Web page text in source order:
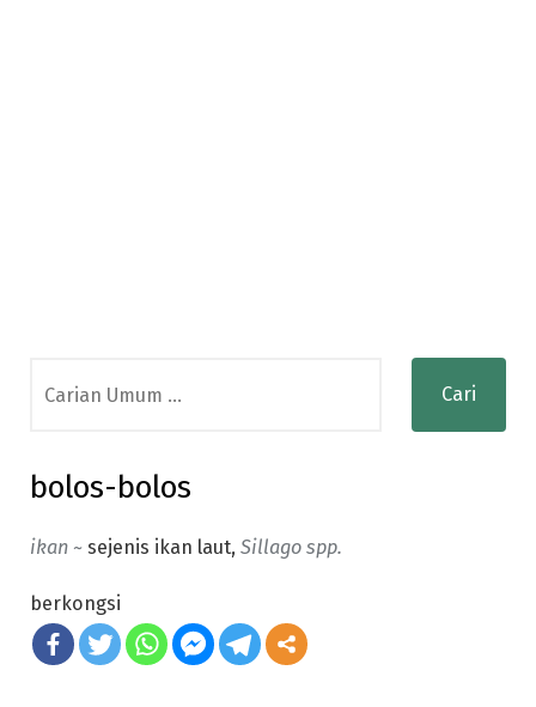
for:
bolos-bolos
ikan ~ sejenis ikan laut, Sillago spp.
berkongsi